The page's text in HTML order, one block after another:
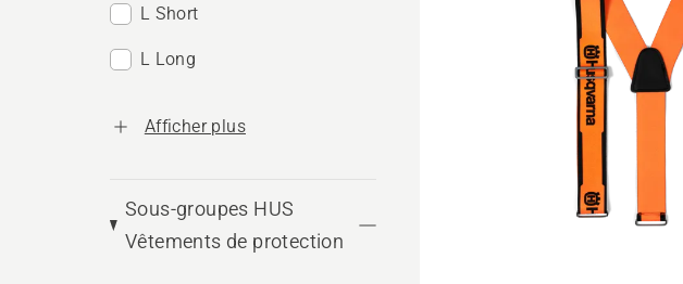
L Short
L Long
Afficher plus
Sous-groupes HUS
Vêtements de protection